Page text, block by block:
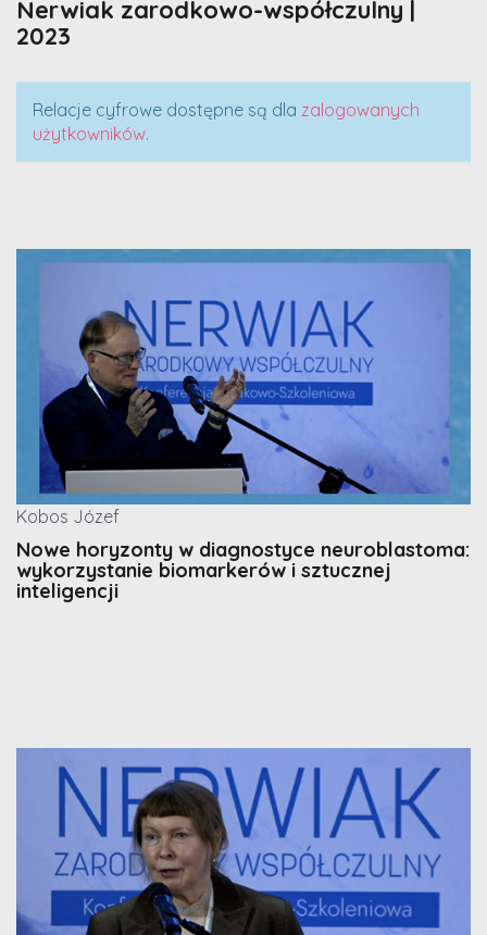
Nerwiak zarodkowo-współczulny |
2023
Relacje cyfrowe dostępne są dla zalogowanych
użytkowników.
Kobos Józef
Nowe horyzonty w diagnostyce neuroblastoma:
wykorzystanie biomarkerów i sztucznej
inteligencji